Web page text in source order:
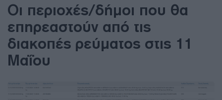
Οι περιοχές/δήμοι που θα
επηρεαστούν από τις
διακοπές ρεύματος στις 11
Μαΐου